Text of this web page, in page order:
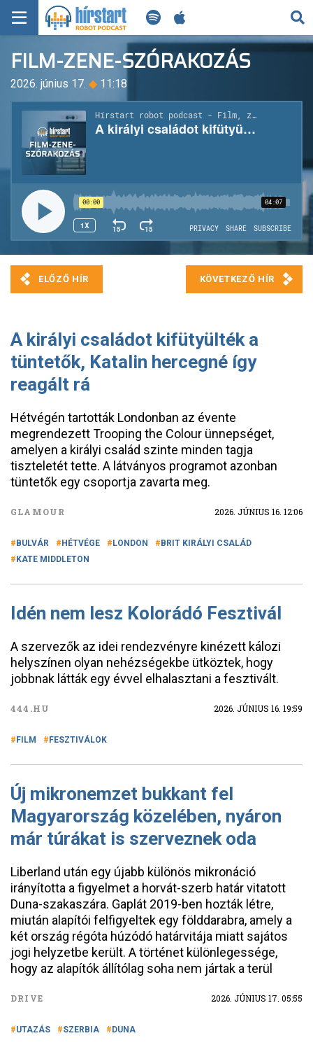
KERESÉS
KEZDŐLAP
FRISS HÍREK
TECH HÍREK
FILM-ZENE-SZÓRAKOZÁS
PLAYLIST
MI AZ A ROBOT PODCAST?
FILM-ZENE-SZÓRAKOZÁS
2026. június 17. ◆ 11:18
A királyi családot kifütyülték a
tüntetők, Katalin hercegné így
reagált rá
Hétvégén tartották Londonban az évente
megrendezett Trooping the Colour ünnepséget,
amelyen a királyi család szinte minden tagja
tiszteletét tette. A látványos programot azonban
tüntetők egy csoportja zavarta meg.
GLAMOUR 2026. JÚNIUS 16. 12:06
BULVÁR HÉTVÉGE LONDON
BRIT KIRÁLYI CSALÁD
KATE MIDDLETON
Idén nem lesz Kolorádó Fesztivál
A szervezők az idei rendezvényre kinézett kálozi
helyszínen olyan nehézségekbe ütköztek, hogy
jobbnak látták egy évvel elhalasztani a fesztivált.
444.HU 2026. JÚNIUS 16. 19:59
FILM FESZTIVÁLOK
Új mikronemzet bukkant fel
Magyarország közelében, nyáron
már túrákat is szerveznek oda
Liberland után egy újabb különös mikronáció
irányította a figyelmet a horvát-szerb határ vitatott
Duna-szakaszára. Gaplát 2019-ben hozták létre,
miután alapítói felfigyeltek egy földdarabra, amely a
két ország régóta húzódó határvitája miatt sajátos
jogi helyzetbe került. A történet különlegessége,
hogy az alapítók állítólag soha nem jártak a terül
DRIVE 2026. JÚNIUS 17. 05:55
UTAZÁS SZERBIA DUNA